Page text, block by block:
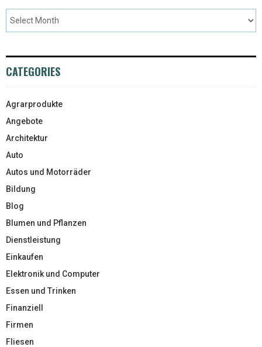
CATEGORIES
Agrarprodukte
Angebote
Architektur
Auto
Autos und Motorräder
Bildung
Blog
Blumen und Pflanzen
Dienstleistung
Einkaufen
Elektronik und Computer
Essen und Trinken
Finanziell
Firmen
Fliesen